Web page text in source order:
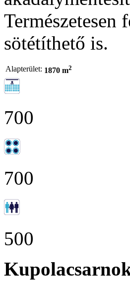
sötétíthető is.
Alapterület: 1870 m2
700
700
500